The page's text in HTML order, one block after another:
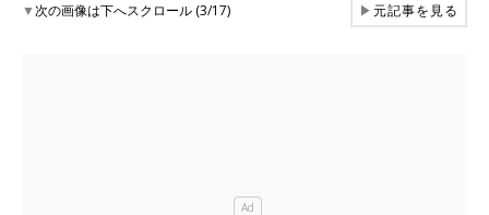
▼次の画像は下へスクロール (3/17) ▶元記事を見る